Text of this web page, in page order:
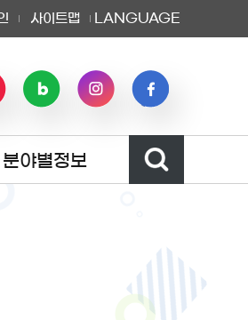
사이트맵 LANGUAGE
분야별정보